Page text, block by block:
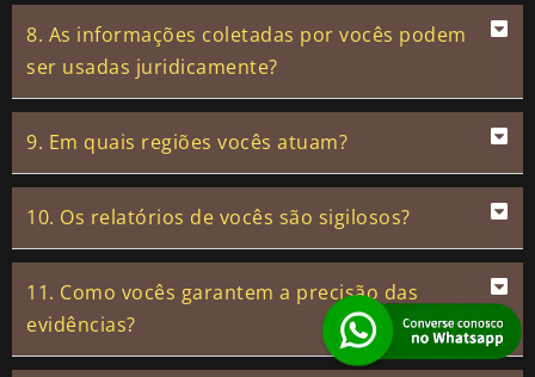
8. As informações coletadas por vocês podem
ser usadas juridicamente?
9. Em quais regiões vocês atuam?
10. Os relatórios de vocês são sigilosos?
11. Como vocês garantem a precisão das
evidências?